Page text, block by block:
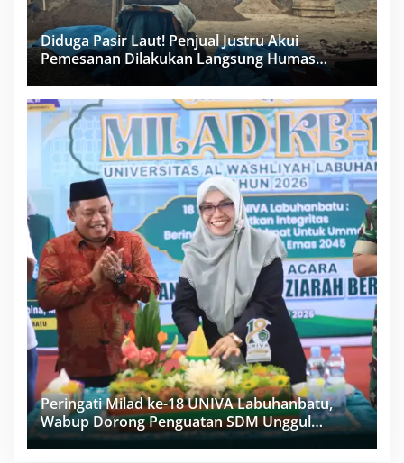
Diduga Pasir Laut! Penjual Justru Akui
Pemesanan Dilakukan Langsung Humas
Peringati Milad ke-18 UNIVA Labuhanbatu,
Wabup Dorong Penguatan SDM Unggul
Menuju Indonesia Emas 2045